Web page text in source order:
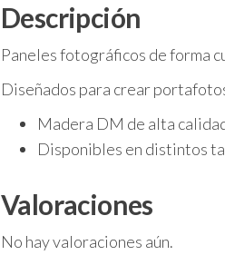
Descripción
Paneles fotográficos de forma
Diseñados para crear
Madera DM de alta
Disponibles en distintos
Valoraciones
No hay valoraciones aún.